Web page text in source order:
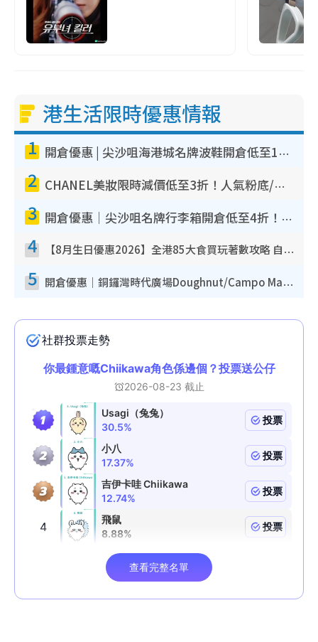
港生活限時優惠情報
1 開倉優惠 | 尖沙咀海港城名牌波鞋開倉低至1折！On鞋$899起／Joy&Peace鞋履$98起
2 CHANEL美妝限時減價低至3折！人氣粉底/唇膏/精華液低至$275！COCO香水都有平
3 開倉優惠｜尖沙咀名牌行李箱開倉低至4折！一連5日 American Tourister/ace./Hallmark $200起！
4 【8月生日優惠2026】全港85大食買玩著數攻略 自助餐/火鍋放題同行免費＋誠品/DONKI送現金券
5 開倉優惠｜銅鑼灣時代廣場Doughnut/Campo Marzio開倉低至1折！背囊、書包、手袋劈價$200起